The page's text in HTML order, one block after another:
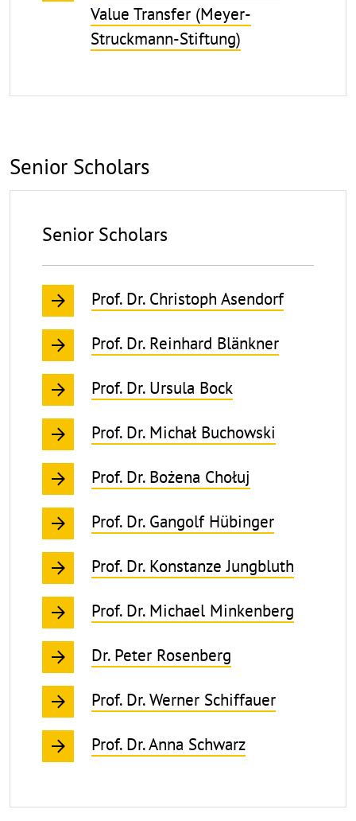
Value Transfer (Meyer-
Struckmann-Stiftung)
Senior Scholars
Senior Scholars
Prof. Dr. Christoph Asendorf
Prof. Dr. Reinhard Blänkner
Prof. Dr. Ursula Bock
Prof. Dr. Michał Buchowski
Prof. Dr. Bożena Chołuj
Prof. Dr. Gangolf Hübinger
Prof. Dr. Konstanze Jungbluth
Prof. Dr. Michael Minkenberg
Dr. Peter Rosenberg
Prof. Dr. Werner Schiffauer
Prof. Dr. Anna Schwarz